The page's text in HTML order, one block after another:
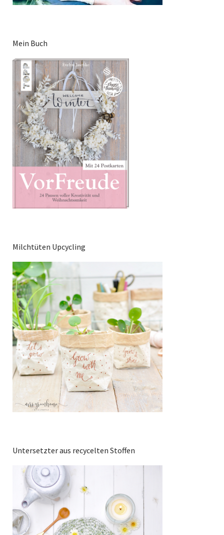
Mein Buch
Milchtüten Upcycling
Untersetzter aus recycelten Stoffen